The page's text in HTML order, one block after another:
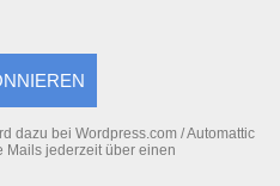
dazu bei Wordpress.com / Automattic
Mails jederzeit über einen